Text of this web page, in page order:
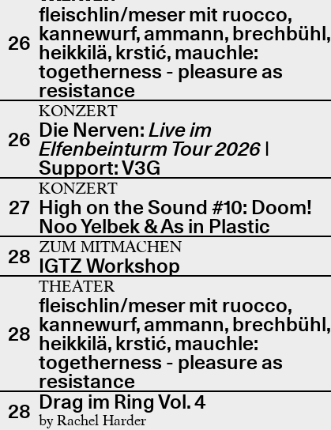
26
fleischlin/meser mit ruocco,
kannewurf, ammann, brechbühl,
heikkilä, krstić, mauchle:
togetherness - pleasure as
resistance
26
KONZERT
Die Nerven:Live im
Elfenbeinturm Tour 2026 |
Support: V3G
27
KONZERT
High on the Sound #10: Doom!
Noo Yelbek & As in Plastic
28 ZUM MITMACHEN
IGTZ Workshop
28
THEATER
fleischlin/meser mit ruocco,
kannewurf, ammann, brechbühl,
heikkilä, krstić, mauchle:
togetherness - pleasure as
resistance
28 Drag im Ring Vol. 4
by Rachel Harder